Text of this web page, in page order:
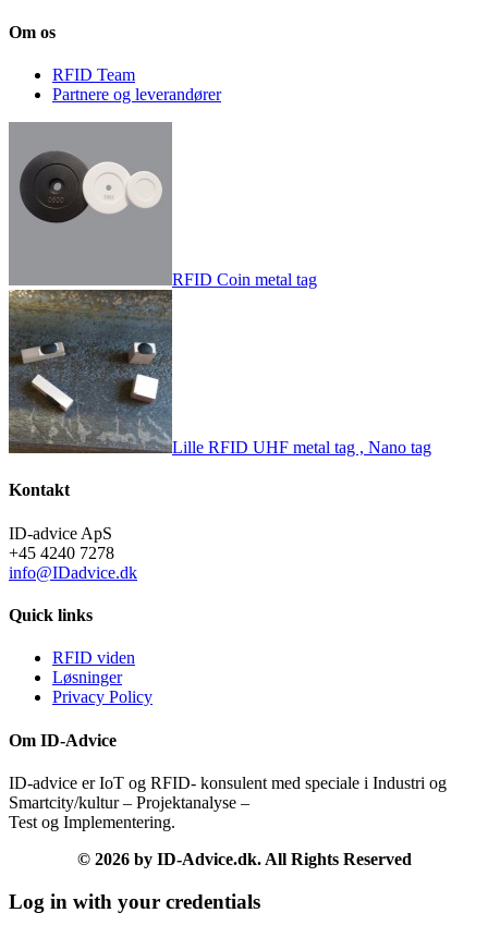
Om os
RFID Team
Partnere og leverandører
RFID Coin metal tag
Lille RFID UHF metal tag , Nano tag
Kontakt
ID-advice ApS
+45 4240 7278
info@IDadvice.dk
Quick links
RFID viden
Løsninger
Privacy Policy
Om ID-Advice
ID-advice er IoT og RFID- konsulent med speciale i Industri og
Smartcity/kultur – Projektanalyse –
Test og Implementering.
© 2026 by ID-Advice.dk. All Rights Reserved
Log in with your credentials